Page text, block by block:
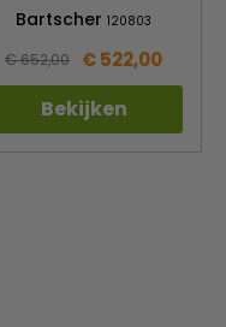
Bartscher120803
€ 652,00 € 522,00
Bekijken